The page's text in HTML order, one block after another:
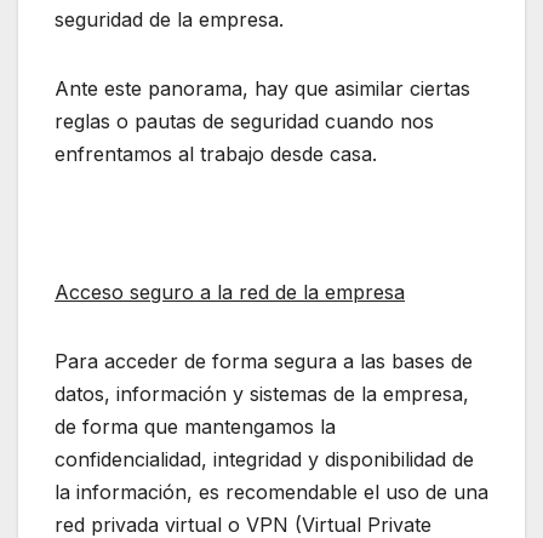
seguridad de la empresa.
Ante este panorama, hay que asimilar ciertas
reglas o pautas de seguridad cuando nos
enfrentamos al trabajo desde casa.
Acceso seguro a la red de la empresa
Para acceder de forma segura a las bases de
datos, información y sistemas de la empresa,
de forma que mantengamos la
confidencialidad, integridad y disponibilidad de
la información, es recomendable el uso de una
red privada virtual o VPN (Virtual Private